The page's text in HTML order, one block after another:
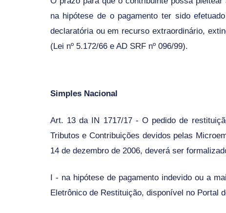
na hipótese de o pagamento ter sido
declaratória ou em recurso extraordinário,
(Lei nº 5.172/66 e AD SRF nº 096/99).
Simples Nacional
Art. 13 da IN 1717/17- O pedido de
Tributos e Contribuições devidos pelas
14 de dezembro de 2006, deverá ser
I - na hipótese de pagamento indevido ou a
Eletrônico de Restituição, disponível no Portal